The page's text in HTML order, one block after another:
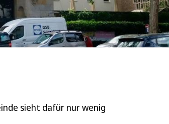
sieht dafür nur wenig